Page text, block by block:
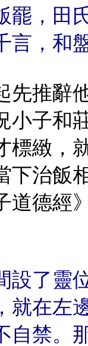
罷，田
言，和
先推辭
小子和
標緻，
下治飯
道德經
了靈位
就在左
自禁。